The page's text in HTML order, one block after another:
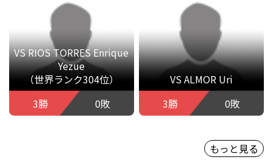
VS RIOS TORRES Enrique
Yezue
（世界ランク304位）
3勝
0敗
VS ALMOR Uri
3勝
0敗
もっと見る